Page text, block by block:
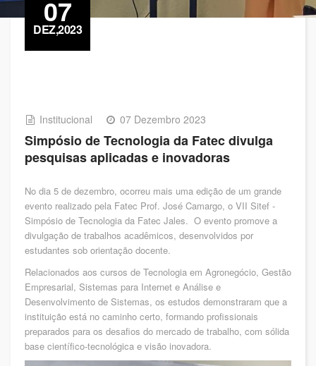
07
DEZ,2023
Institucional 07 Dezembro 2023
Simpósio de Tecnologia da Fatec divulga
pesquisas aplicadas e inovadoras
No dia 5 de dezembro, ocorreu mais uma edição de um grande
evento realizado pela Fatec Prof. José Camargo, o VII Sitef -
Simpósio de Tecnologia da Fatec Jales. O evento promove a
divulgação de trabalhos acadêmicos, desenvolvidos por
estudantes sob orientação docente.
Relacionados aos cursos de Tecnologia em Agronegócio, Gestão
Empresarial, Sistemas para Internet e Análise e
Desenvolvimento de Sistemas, os estudos demonstraram que a
instituição está no caminho certo, formando profissionais
preparados para os desafios do mercado de trabalho, com sólida
base científico-tecnológica e visão inovadora.